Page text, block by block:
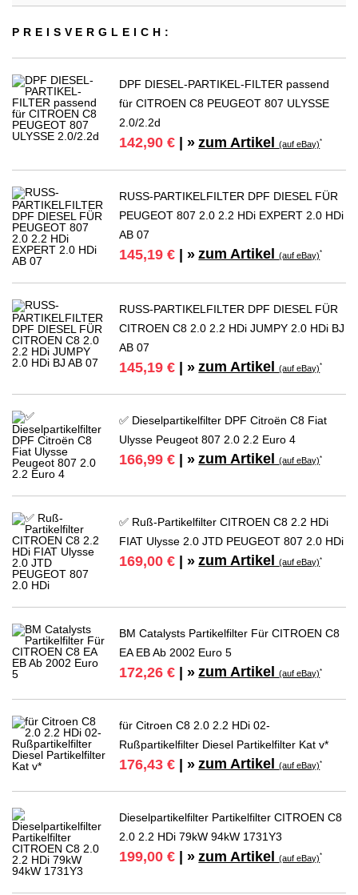
PREIS­VER­GLEICH:
DPF DIESEL-PARTIKEL-FILTER passend
für CITROEN C8 PEUGEOT 807 ULYSSE
2.0/2.2d
142,90 € | » zum Artikel(auf eBay)*
RUSS-PARTIKELFILTER DPF DIESEL FÜR
PEUGEOT 807 2.0 2.2 HDi EXPERT 2.0 HDi
AB 07
145,19 € | » zum Artikel(auf eBay)*
RUSS-PARTIKELFILTER DPF DIESEL FÜR
CITROEN C8 2.0 2.2 HDi JUMPY 2.0 HDi BJ
AB 07
145,19 € | » zum Artikel(auf eBay)*
✅ Dieselpartikelfilter DPF Citroën C8 Fiat
Ulysse Peugeot 807 2.0 2.2 Euro 4
166,99 € | » zum Artikel(auf eBay)*
✅ Ruß-Partikelfilter CITROEN C8 2.2 HDi
FIAT Ulysse 2.0 JTD PEUGEOT 807 2.0 HDi
169,00 € | » zum Artikel(auf eBay)*
BM Catalysts Partikelfilter Für CITROEN C8
EA EB Ab 2002 Euro 5
172,26 € | » zum Artikel(auf eBay)*
für Citroen C8 2.0 2.2 HDi 02-
Rußpartikelfilter Diesel Partikelfilter Kat v*
176,43 € | » zum Artikel(auf eBay)*
Dieselpartikelfilter Partikelfilter CITROEN C8
2.0 2.2 HDi 79kW 94kW 1731Y3
199,00 € | » zum Artikel(auf eBay)*